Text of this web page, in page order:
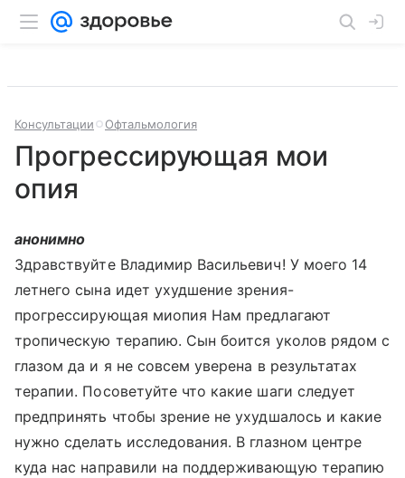
Консультации Офтальмология
Прогрессирующая мои
опия
анонимно
Здравствуйте Владимир Васильевич! У моего 14
летнего сына идет ухудшение зрения-
прогрессирующая миопия Нам предлагают
тропическую терапию. Сын боится уколов рядом с
глазом да и я не совсем уверена в результатах
терапии. Посоветуйте что какие шаги следует
предпринять чтобы зрение не ухудшалось и какие
нужно сделать исследования. В глазном центре
куда нас направили на поддерживающую терапию